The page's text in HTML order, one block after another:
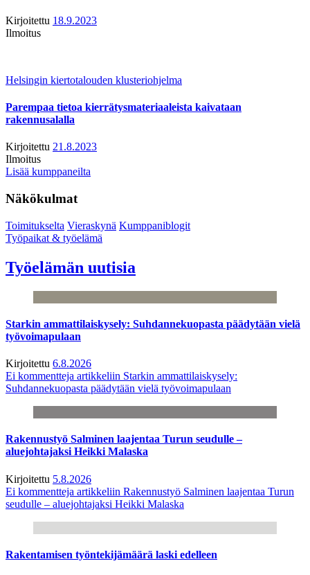
Kirjoitettu 18.9.2023
Ilmoitus
Helsingin kiertotalouden klusteriohjelma
Parempaa tietoa kierrätysmateriaaleista kaivataan
rakennusalalla
Kirjoitettu 21.8.2023
Ilmoitus
Lisää kumppaneilta
Näkökulmat
Toimitukselta Vieraskynä Kumppaniblogit
Työpaikat & työelämä
Työelämän uutisia
Starkin ammattilaiskysely: Suhdannekuopasta päädytään vielä
työvoimapulaan
Kirjoitettu 6.8.2026
Ei kommentteja artikkeliin Starkin ammattilaiskysely:
Suhdannekuopasta päädytään vielä työvoimapulaan
Rakennustyö Salminen laajentaa Turun seudulle –
aluejohtajaksi Heikki Malaska
Kirjoitettu 5.8.2026
Ei kommentteja artikkeliin Rakennustyö Salminen laajentaa Turun
seudulle – aluejohtajaksi Heikki Malaska
Rakentamisen työntekijämäärä laski edelleen